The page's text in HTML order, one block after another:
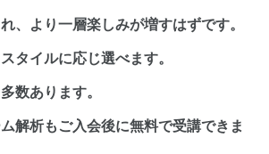
、より一層楽しみが増すはずです。
タイルに応じ選べます。
数あります。
解析もご入会後に無料で受講できま